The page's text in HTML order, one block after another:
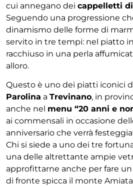
cui annegano dei cappelletti
Seguendo una progressione
dinamismo delle forme di
servito in tre tempi: nel piatto
racchiuso in una perla
alloro.
Questo è uno dei piatti iconici
Parolina a Trevinano, in
anche nel menu “20 anni e
ai commensali in occasione
anniversario che verrà fe
Chi si siede a uno dei tre
una delle altrettante ampie
approfittarne anche per fare un
di fronte spicca il monte